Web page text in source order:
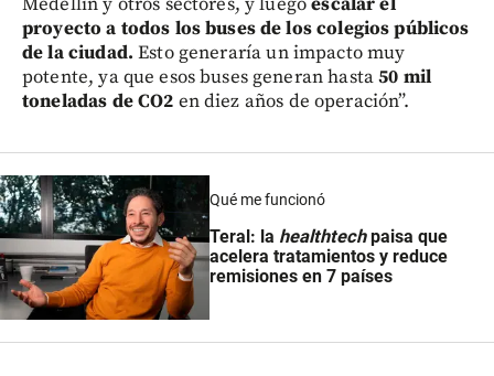
proyecto a todos los buses de los colegios públicos
de la ciudad.Esto generaría un impacto muy
potente, ya que esos buses generan hasta50 mil
toneladas de CO2 en diez años de operación”.
Qué me funcionó
Teral: la healthtechpaisa que
acelera tratamientos y reduce
remisiones en 7 países